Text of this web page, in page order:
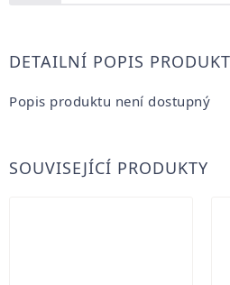
DETAILNÍ POPIS
Popis produktu není dostupný
SOUVISEJÍCÍ PRODUKTY